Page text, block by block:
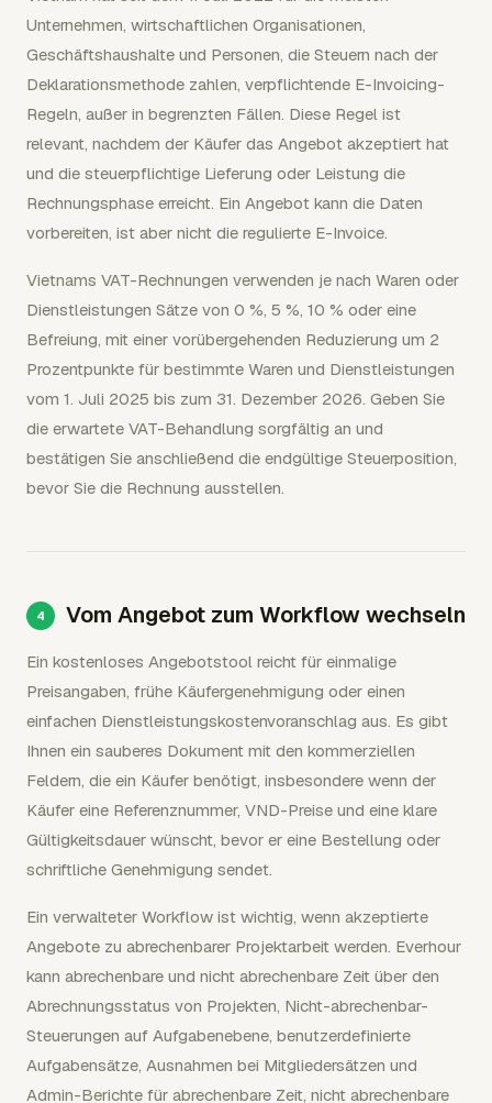
Unternehmen, wirtschaftlichen Organisationen,
Geschäftshaushalte und Personen, die Steuern nach der
Deklarationsmethode zahlen, verpflichtende E-Invoicing-
Regeln, außer in begrenzten Fällen. Diese Regel ist
relevant, nachdem der Käufer das Angebot akzeptiert hat
und die steuerpflichtige Lieferung oder Leistung die
Rechnungsphase erreicht. Ein Angebot kann die Daten
vorbereiten, ist aber nicht die regulierte E-Invoice.
Vietnams VAT-Rechnungen verwenden je nach Waren oder
Dienstleistungen Sätze von 0 %, 5 %, 10 % oder eine
Befreiung, mit einer vorübergehenden Reduzierung um 2
Prozentpunkte für bestimmte Waren und Dienstleistungen
vom 1. Juli 2025 bis zum 31. Dezember 2026. Geben Sie
die erwartete VAT-Behandlung sorgfältig an und
bestätigen Sie anschließend die endgültige Steuerposition,
bevor Sie die Rechnung ausstellen.
Vom Angebot zum Workflow wechseln
Ein kostenloses Angebotstool reicht für einmalige
Preisangaben, frühe Käufergenehmigung oder einen
einfachen Dienstleistungskostenvoranschlag aus. Es gibt
Ihnen ein sauberes Dokument mit den kommerziellen
Feldern, die ein Käufer benötigt, insbesondere wenn der
Käufer eine Referenznummer, VND-Preise und eine klare
Gültigkeitsdauer wünscht, bevor er eine Bestellung oder
schriftliche Genehmigung sendet.
Ein verwalteter Workflow ist wichtig, wenn akzeptierte
Angebote zu abrechenbarer Projektarbeit werden. Everhour
kann abrechenbare und nicht abrechenbare Zeit über den
Abrechnungsstatus von Projekten, Nicht-abrechenbar-
Steuerungen auf Aufgabenebene, benutzerdefinierte
Aufgabensätze, Ausnahmen bei Mitgliedersätzen und
Admin-Berichte für abrechenbare Zeit, nicht abrechenbare